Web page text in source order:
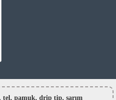
tel, pamuk, drip tip, sarım